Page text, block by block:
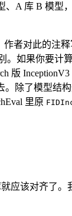
、A 库 B 模型
作者对此的注释
。如果你要计
版
。除了模型结
里原
应该对齐了。